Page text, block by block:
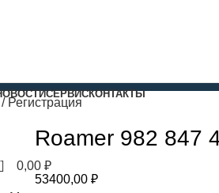
Регистрация
0,00 ₽
СЕРВИСКОНТАКТЫ
Roamer 982 847
53400,00 ₽